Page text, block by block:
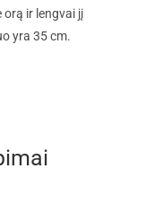
orą ir lengvai jį
yra 35 cm.